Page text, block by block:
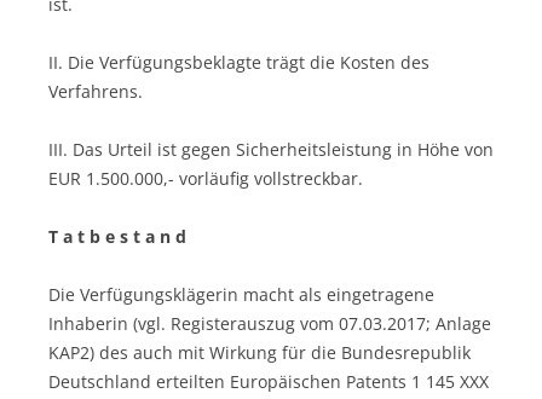
II. Die Verfügungsbeklagte trägt die Kosten des
Verfahrens.
III. Das Urteil ist gegen Sicherheitsleistung in Höhe von
EUR 1.500.000,- vorläufig vollstreckbar.
T a t b e s t a n d
Die Verfügungsklägerin macht als eingetragene
Inhaberin (vgl. Registerauszug vom 07.03.2017; Anlage
KAP2) des auch mit Wirkung für die Bundesrepublik
Deutschland erteilten Europäischen Patents 1 145 XXX